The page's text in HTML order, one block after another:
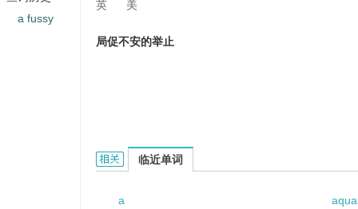
英 美
局促不安的举止
a fussy manner的相关资料：
临近单词
a
a fussy